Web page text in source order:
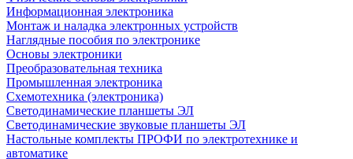
Информационная электроника
Монтаж и наладка электронных устройств
Наглядные пособия по электронике
Основы электроники
Преобразовательная техника
Промышленная электроника
Схемотехника (электроника)
Светодинамические планшеты ЭЛ
Светодинамические звуковые планшеты ЭЛ
Настольные комплекты ПРОФИ по электротехнике и
автоматике